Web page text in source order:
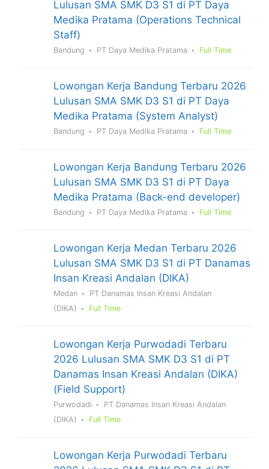
Lulusan SMA SMK D3 S1 di PT Daya
Medika Pratama (Operations Technical
Staff)
Bandung PT Daya Medika Pratama Full Time
Lowongan Kerja Bandung Terbaru 2026
Lulusan SMA SMK D3 S1 di PT Daya
Medika Pratama (System Analyst)
Bandung PT Daya Medika Pratama Full Time
Lowongan Kerja Bandung Terbaru 2026
Lulusan SMA SMK D3 S1 di PT Daya
Medika Pratama (Back-end developer)
Bandung PT Daya Medika Pratama Full Time
Lowongan Kerja Medan Terbaru 2026
Lulusan SMA SMK D3 S1 di PT Danamas
Insan Kreasi Andalan (DIKA)
Medan
PT Danamas Insan Kreasi Andalan
(DIKA)
Full Time
Lowongan Kerja Purwodadi Terbaru
2026 Lulusan SMA SMK D3 S1 di PT
Danamas Insan Kreasi Andalan (DIKA)
(Field Support)
Purwodadi
PT Danamas Insan Kreasi Andalan
(DIKA)
Full Time
Lowongan Kerja Purwodadi Terbaru